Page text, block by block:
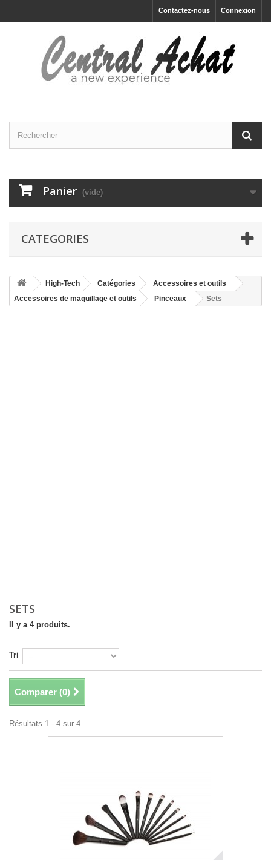
Connexion
Contactez-nous
Panier (vide)
CATEGORIES
High-Tech Catégories
Accessoires et outils
Accessoires de maquillage et outils
Pinceaux Sets
SETS
Il y a 4 produits.
Tri
Comparer (0)
Résultats 1 - 4 sur 4.